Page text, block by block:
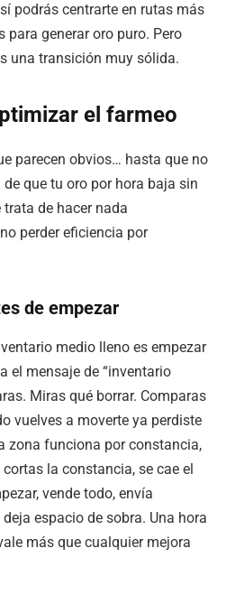
podrás centrarte en rutas más
generar oro puro. Pero
una transición muy sólida.
el farmeo
parecen obvios… hasta que no
que tu oro por hora baja sin
de hacer nada
perder eficiencia por
de empezar
medio lleno es empezar
el mensaje de “inventario
Miras qué borrar. Comparas
vuelves a moverte ya perdiste
zona funciona por constancia,
la constancia, se cae el
vende todo, envía
espacio de sobra. Una hora
más que cualquier mejora